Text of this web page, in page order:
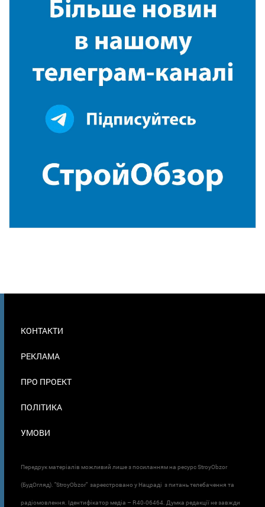
В
КОНТАКТИ
РЕКЛАМА
ПРО ПРОЕКТ
ПОЛІТИКА
УМОВИ
Передрук матеріалів можливий лише з посиланням на ресурс StroyObzor
(БудОгляд). "StroyObzor" зареєстровано у Нацраді з питань телебачення та
радіомовлення. Ідентифікатор медіа – R40-06464. Думка редакції не завжди